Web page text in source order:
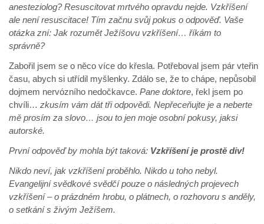
anesteziolog? Resuscitovat mrtvého opravdu nejde. Vzkříšení
ale není resuscitace! Tím začnu svůj pokus o odpověď. Vaše
otázka zní: Jak rozumět Ježíšovu vzkříšení… říkám to
správně?
Zabořil jsem se o něco více do křesla. Potřeboval jsem pár vteřin
času, abych si utřídil myšlenky. Zdálo se, že to chápe, nepůsobil
dojmem nervózního nedočkavce. Pane doktore, řekl jsem po
chvíli… zkusím vám dát tři odpovědi. Nepřeceňujte je a neberte
mě prosím za slovo… jsou to jen moje osobní pokusy, jaksi
autorské.
První odpověď by mohla být taková: Vzkříšení je prostě div!
Nikdo neví, jak vzkříšení proběhlo. Nikdo u toho nebyl.
Evangelijní svědkové svědčí pouze o následných projevech
vzkříšení – o prázdném hrobu, o plátnech, o rozhovoru s anděly,
o setkání s živým Ježíšem.